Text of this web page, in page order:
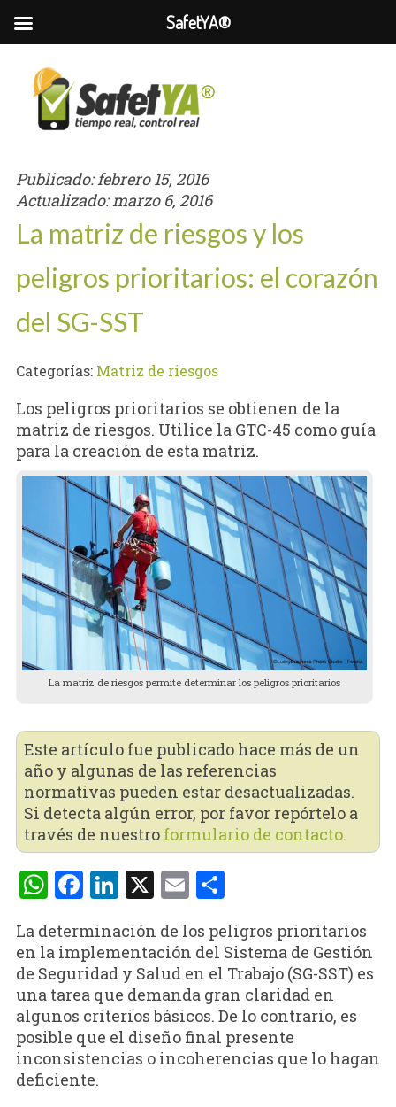
Publicado:febrero 15, 2016
Actualizado:marzo 6, 2016
La matriz de riesgos y los
peligros prioritarios: el corazón
del SG-SST
Categorías: Matriz de riesgos
Los peligros prioritarios se obtienen de la
matriz de riesgos. Utilice la GTC-45 como guía
para la creación de esta matriz.
La matriz de riesgos permite determinar los peligros prioritarios
Este artículo fue publicado hace más de un
año y algunas de las referencias
normativas pueden estar desactualizadas.
Si detecta algún error, por favor repórtelo a
través de nuestro formulario de contacto.
WhatsApp
Facebook
LinkedIn
X EmailCompartir
La determinación de los peligros prioritarios
en la implementación del Sistema de Gestión
de Seguridad y Salud en el Trabajo (SG-SST) es
una tarea que demanda gran claridad en
algunos criterios básicos. De lo contrario, es
posible que el diseño final presente
inconsistencias o incoherencias que lo hagan
deficiente.
SafetYA®